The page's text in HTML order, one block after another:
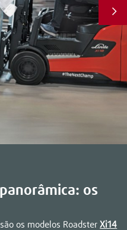
os
os modelos Roadster Xi14